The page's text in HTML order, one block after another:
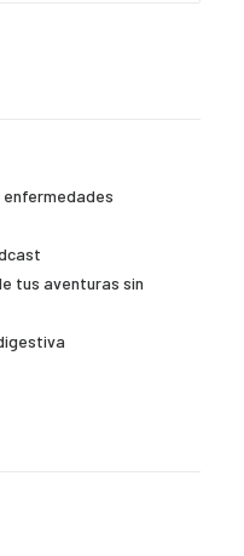
tus aventuras sin